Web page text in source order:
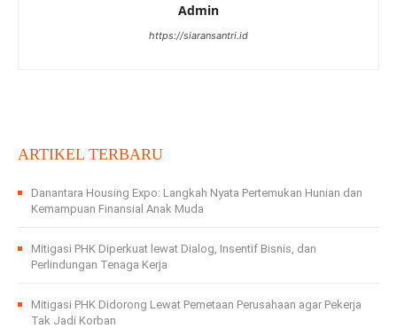
Admin
https://siaransantri.id
ARTIKEL TERBARU
Danantara Housing Expo: Langkah Nyata Pertemukan Hunian dan
Kemampuan Finansial Anak Muda
Mitigasi PHK Diperkuat lewat Dialog, Insentif Bisnis, dan
Perlindungan Tenaga Kerja
Mitigasi PHK Didorong Lewat Pemetaan Perusahaan agar Pekerja
Tak Jadi Korban